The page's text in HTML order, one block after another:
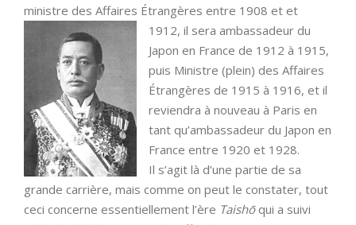
ministre des Affaires Étrangères entre 1908 et et
1912, il sera ambassadeur du
Japon en France de 1912 à 1915,
puis Ministre (plein) des Affaires
Étrangères de 1915 à 1916, et il
reviendra à nouveau à Paris en
tant qu’ambassadeur du Japon en
France entre 1920 et 1928.
Il s’agit là d’une partie de sa
grande carrière, mais comme on peut le constater, tout
ceci concerne essentiellement l’ère Taishōqui a suivi